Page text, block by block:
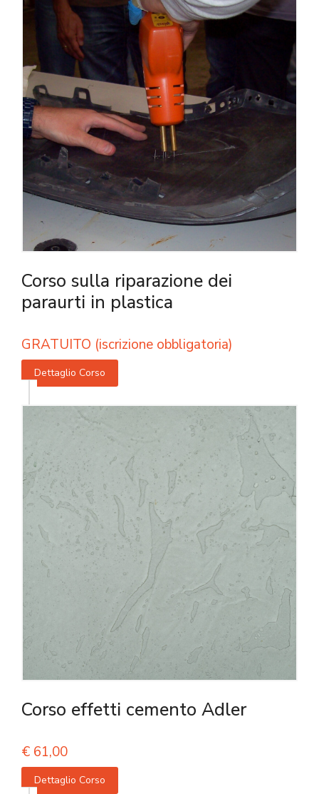
Corso sulla riparazione dei
paraurti in plastica
GRATUITO (iscrizione obbligatoria)
Dettaglio Corso
Corso effetti cemento Adler
€ 61,00
Dettaglio Corso